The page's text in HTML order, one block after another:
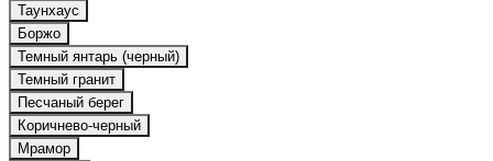
Таунхаус
Боржо
Темный янтарь (черный)
Темный гранит
Песчаный берег
Коричнево-черный
Мрамор